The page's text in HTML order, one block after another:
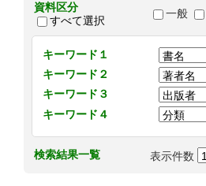
資料区分
すべて選択
一般
キーワード１
キーワード２
キーワード３
キーワード４
検索結果一覧 表示件数